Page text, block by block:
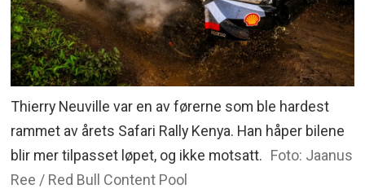
Thierry Neuville var en av førerne som ble hardest
rammet av årets Safari Rally Kenya. Han håper bilene
blir mer tilpasset løpet, og ikke motsatt. Foto: Jaanus
Ree / Red Bull Content Pool